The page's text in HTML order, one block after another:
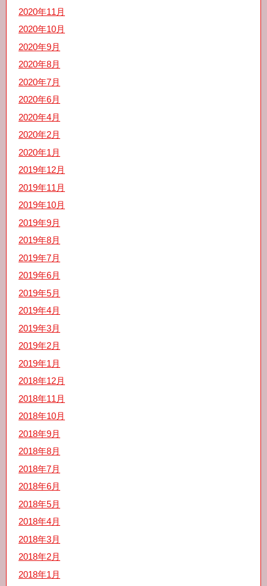
2020年11月
2020年10月
2020年9月
2020年8月
2020年7月
2020年6月
2020年4月
2020年2月
2020年1月
2019年12月
2019年11月
2019年10月
2019年9月
2019年8月
2019年7月
2019年6月
2019年5月
2019年4月
2019年3月
2019年2月
2019年1月
2018年12月
2018年11月
2018年10月
2018年9月
2018年8月
2018年7月
2018年6月
2018年5月
2018年4月
2018年3月
2018年2月
2018年1月